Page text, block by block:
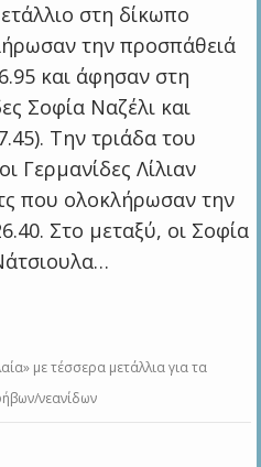
στη δίκωπο
την προσπάθειά
και άφησαν στη
Σοφία Ναζέλι και
Την τριάδα του
Γερμανίδες Λίλιαν
που ολοκλήρωσαν την
Στο μεταξύ, οι Σοφία
με τέσσερα μετάλλια για τα
νεανίδων